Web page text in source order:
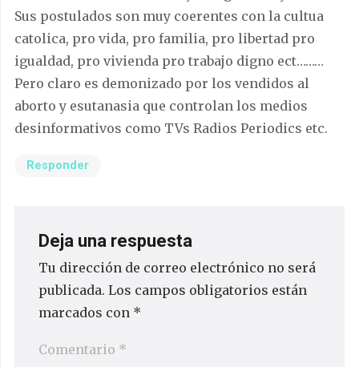
Sus postulados son muy coerentes con la cultua
catolica, pro vida, pro familia, pro libertad pro
igualdad, pro vivienda pro trabajo digno ect………
Pero claro es demonizado por los vendidos al
aborto y esutanasia que controlan los medios
desinformativos como TVs Radios Periodics etc.
Responder
Deja una respuesta
Tu dirección de correo electrónico no será
publicada. Los campos obligatorios están
marcados con *